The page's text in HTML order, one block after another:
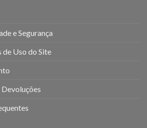
e Segurança
de Uso do Site